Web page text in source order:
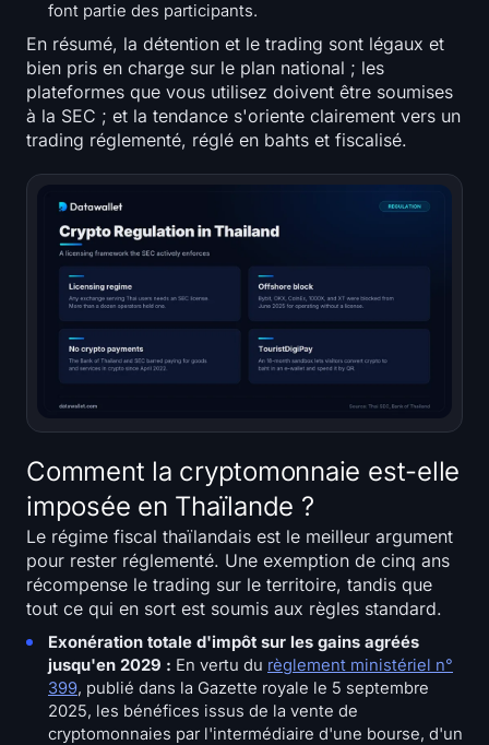
font partie des participants.
En résumé, la détention et le trading sont légaux et
bien pris en charge sur le plan national ; les
plateformes que vous utilisez doivent être soumises
à la SEC ; et la tendance s'oriente clairement vers un
trading réglementé, réglé en bahts et fiscalisé.
Comment la cryptomonnaie est-elle
imposée en Thaïlande ?
Le régime fiscal thaïlandais est le meilleur argument
pour rester réglementé. Une exemption de cinq ans
récompense le trading sur le territoire, tandis que
tout ce qui en sort est soumis aux règles standard.
Exonération totale d'impôt sur les gains agréés
jusqu'en 2029 : En vertu du règlement ministériel n°
399, publié dans la Gazette royale le 5 septembre
2025, les bénéfices issus de la vente de
cryptomonnaies par l'intermédiaire d'une bourse, d'un